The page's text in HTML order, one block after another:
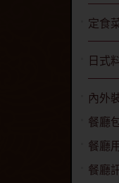
定食
日式
內外
餐廳
餐廳
餐廳